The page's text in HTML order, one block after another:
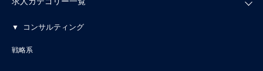
コンサルティング
戦略系